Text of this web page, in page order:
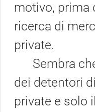
motivo, prima
ricerca di
private.
Sembra che
dei detentori
private e solo